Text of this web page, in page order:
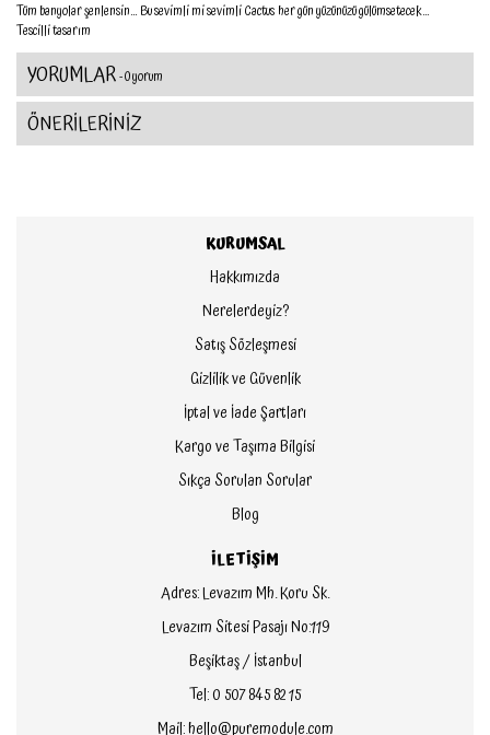
Tüm banyolar şenlensin… Bu sevimli mi sevimli Cactus her gün yüzünüzü gülümsetecek…
Tescilli tasarım
YORUMLAR- 0 yorum
ÖNERİLERİNİZ
KURUMSAL
Hakkımızda
Nerelerdeyiz?
Satış Sözleşmesi
Gizlilik ve Güvenlik
İptal ve İade Şartları
Kargo ve Taşıma Bilgisi
Sıkça Sorulan Sorular
Blog
İLETİŞİM
Adres: Levazım Mh. Koru Sk.
Levazım Sitesi Pasajı No:119
Beşiktaş / İstanbul
Tel: 0 507 845 82 15
Mail: hello@puremodule.com